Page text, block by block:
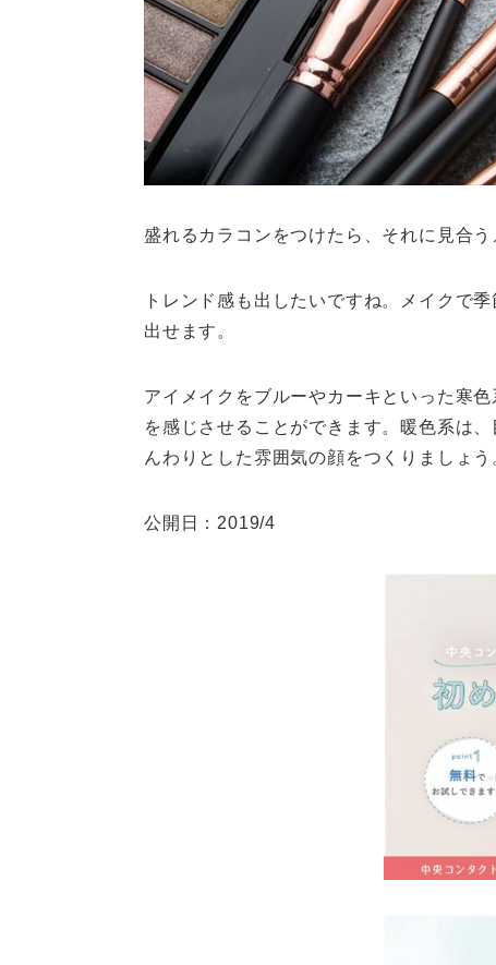
盛れるカラコンをつけたら、それに見合う
トレンド感も出したいですね。メイクで
出せます。
アイメイクをブルーやカーキといった寒
を感じさせることができます。暖色系は
んわりとした雰囲気の顔をつくりましょう
公開日：2019/4